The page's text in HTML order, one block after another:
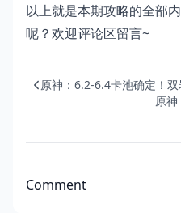
以上就是本期攻略的全部
呢？欢迎评论区留言~
原神：6.2-6.4卡池确定！双
原
Comment